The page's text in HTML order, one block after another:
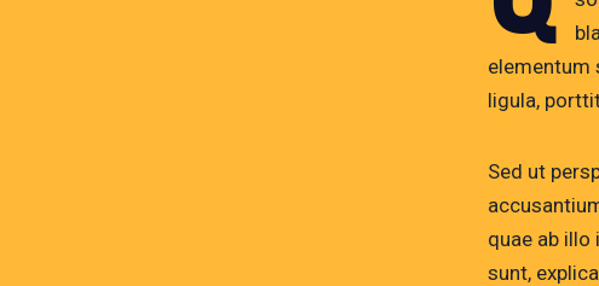
elementum
ligula,
Sed ut
quae ab
sunt,